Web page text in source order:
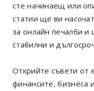
сте начинаещ или
статии ще ви
за онлайн печалби и
стабилни и
Открийте съвети от
финансите, бизнеса